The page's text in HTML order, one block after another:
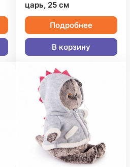
царь, 25 см
Подробнее
В корзину